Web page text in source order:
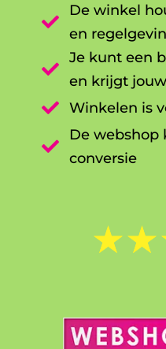

De winkel
en

Je kunt een
en krijgt

Winkelen is

De webshop
conversie
☆☆